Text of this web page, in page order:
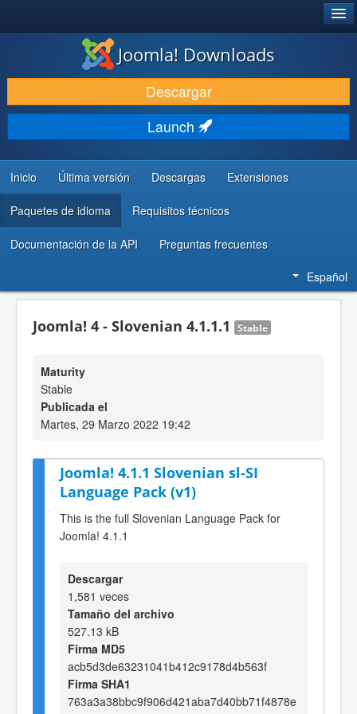
DESCARGAR & EXTENDER
DESCUBRE & APRENDE
COMUNIDAD & SOPORTE
RECURSOS PARA DESARROLLADORES
Joomla! Downloads
Descargar
Launch
Inicio Última versión Descargas Extensiones
Paquetes de idioma Requisitos técnicos
Documentación de la API Preguntas frecuentes
Español
Joomla! 4 - Slovenian 4.1.1.1 Stable
Maturity
Stable
Publicada el
Martes, 29 Marzo 2022 19:42
Joomla! 4.1.1 Slovenian sl-SI
Language Pack (v1)
This is the full Slovenian Language Pack for
Joomla! 4.1.1
Descargar
1,581 veces
Tamaño del archivo
527.13 kB
Firma MD5
acb5d3de63231041b412c9178d4b563f
Firma SHA1
763a3a38bbc9f906d421aba7d40bb71f4878e